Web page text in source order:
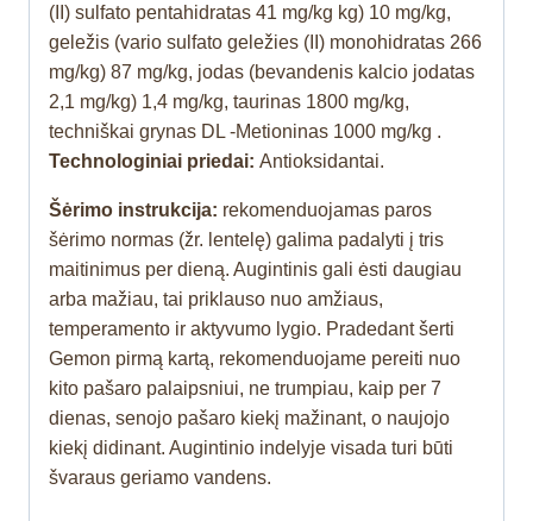
(II) sulfato pentahidratas 41 mg/kg kg) 10 mg/kg,
geležis (vario sulfato geležies (II) monohidratas 266
mg/kg) 87 mg/kg, jodas (bevandenis kalcio jodatas
2,1 mg/kg) 1,4 mg/kg, taurinas 1800 mg/kg,
techniškai grynas DL -Metioninas 1000 mg/kg .
Technologiniai priedai: Antioksidantai.
Šėrimo instrukcija: rekomenduojamas paros
šėrimo normas (žr. lentelę) galima padalyti į tris
maitinimus per dieną. Augintinis gali ėsti daugiau
arba mažiau, tai priklauso nuo amžiaus,
temperamento ir aktyvumo lygio. Pradedant šerti
Gemon pirmą kartą, rekomenduojame pereiti nuo
kito pašaro palaipsniui, ne trumpiau, kaip per 7
dienas, senojo pašaro kiekį mažinant, o naujojo
kiekį didinant. Augintinio indelyje visada turi būti
švaraus geriamo vandens.